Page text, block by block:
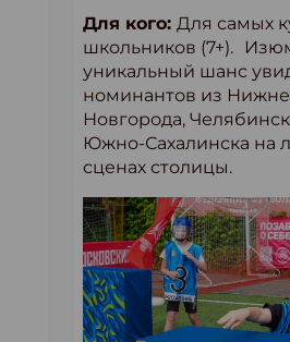
Для кого: Для самых
школьников (7+).
уникальный шанс
номинантов из
Новгорода,
Южно-Сахалинска на
сценах столицы.